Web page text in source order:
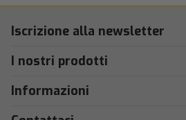
Iscrizione alla newsletter
I nostri prodotti
Informazioni